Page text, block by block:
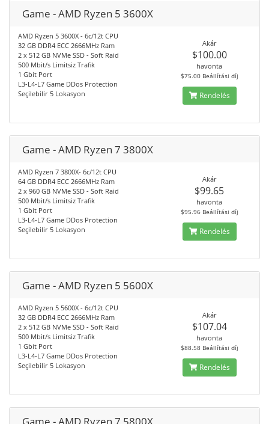
Game - AMD Ryzen 5 3600X
AMD Ryzen 5 3600X - 6c/12t CPU
32 GB DDR4 ECC 2666MHz Ram
2 x 512 GB NVMe SSD - Soft Raid
500 Mbit/s Limitsiz Trafik
1 Gbit Port
L3-L4-L7 Game DDos Protection
Seçilebilir 5 Lokasyon
Akár
$100.00
havonta
$75.00 Beállítási díj
Rendelés
Game - AMD Ryzen 7 3800X
AMD Ryzen 7 3800X- 6c/12t CPU
64 GB DDR4 ECC 2666MHz Ram
2 x 960 GB NVMe SSD - Soft Raid
500 Mbit/s Limitsiz Trafik
1 Gbit Port
L3-L4-L7 Game DDos Protection
Seçilebilir 5 Lokasyon
Akár
$99.65
havonta
$95.96 Beállítási díj
Rendelés
Game - AMD Ryzen 5 5600X
AMD Ryzen 5 5600X - 6c/12t CPU
32 GB DDR4 ECC 2666MHz Ram
2 x 512 GB NVMe SSD - Soft Raid
500 Mbit/s Limitsiz Trafik
1 Gbit Port
L3-L4-L7 Game DDos Protection
Seçilebilir 5 Lokasyon
Akár
$107.04
havonta
$88.58 Beállítási díj
Rendelés